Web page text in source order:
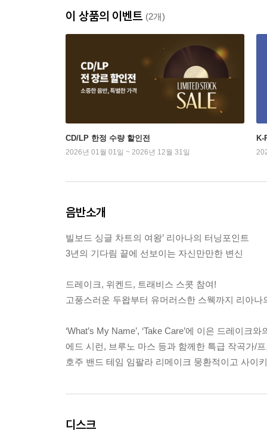
이 상품의 이벤트 (2개)
CD/LP 한정 수량 할인전
2026년 01월 01일 ~ 2026년 12월 31일
K-
음반소개
빌보드 싱글 차트의 여왕’ 리아나의 터닝포인트
3년의 기다림 끝에 선보이는 자신만만한 변신
드레이크, 위켄드, 트래비스 스콧 참여!
고풍스러운 두왑부터 유머러스한 스웩까지 리아나
‘What’s My Name’, ‘Take Care’에 이은 드레이크
에드 시런, 브루노 마스 등과 함께한 특급 작곡가/
호주 밴드 테임 임팔라 리메이크 뭉환적이고 사이
디스크